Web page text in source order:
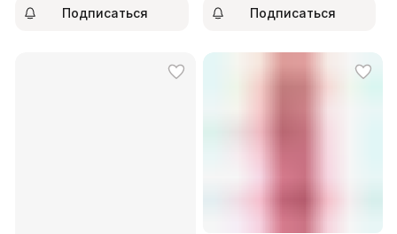
Подписаться Подписаться